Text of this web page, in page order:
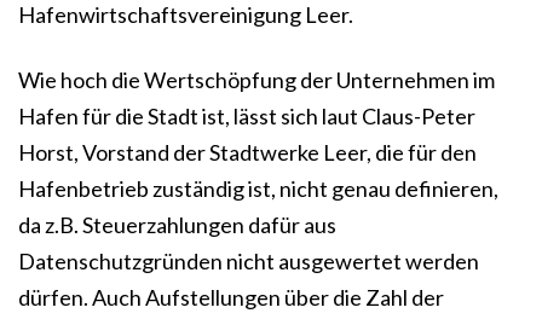
Hafenwirtschaftsvereinigung Leer.
Wie hoch die Wertschöpfung der Unternehmen im
Hafen für die Stadt ist, lässt sich laut Claus-Peter
Horst, Vorstand der Stadtwerke Leer, die für den
Hafenbetrieb zuständig ist, nicht genau definieren,
da z.B. Steuerzahlungen dafür aus
Datenschutzgründen nicht ausgewertet werden
dürfen. Auch Aufstellungen über die Zahl der